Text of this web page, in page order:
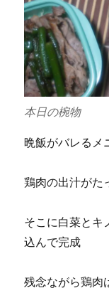
本日の椀物
晩飯がバレるメ
鶏肉の出汁がた
そこに白菜とキ
込んで完成
残念ながら鶏肉